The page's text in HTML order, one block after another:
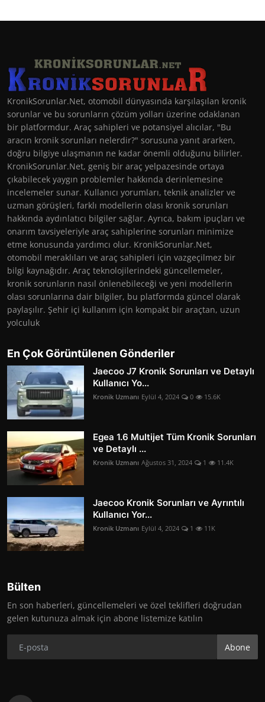
KronikSorunlar.Net, otomobil dünyasında karşılaşılan kronik
sorunlar ve bu sorunların çözüm yolları üzerine odaklanan
bir platformdur. Araç sahipleri ve potansiyel alıcılar, "Bu
aracın kronik sorunları nelerdir?" sorusuna yanıt ararken,
doğru bilgiye ulaşmanın ne kadar önemli olduğunu bilirler.
KronikSorunlar.Net, geniş bir araç yelpazesinde ortaya
çıkabilecek yaygın problemler hakkında derinlemesine
incelemeler sunar. Kullanıcı yorumları, teknik analizler ve
uzman görüşleri, farklı modellerin olası kronik sorunları
hakkında aydınlatıcı bilgiler sağlar. Ayrıca, bakım ipuçları ve
onarım tavsiyeleriyle araç sahiplerine sorunları minimize
etme konusunda yardımcı olur. KronikSorunlar.Net,
otomobil meraklıları ve araç sahipleri için vazgeçilmez bir
bilgi kaynağıdır. Araç teknolojilerindeki güncellemeler,
kronik sorunların nasıl önlenebileceği ve yeni modellerin
olası sorunlarına dair bilgiler, bu platformda güncel olarak
paylaşılır. Şehir içi kullanım için kompakt bir araçtan, uzun
yolculuk
En Çok Görüntülenen Gönderiler
Jaecoo J7 Kronik Sorunları ve Detaylı
Kullanıcı Yo...
Kronik Uzmanı Eylül 4, 2024 0 15.6K
Egea 1.6 Multijet Tüm Kronik Sorunları
ve Detaylı ...
Kronik Uzmanı Ağustos 31, 2024 1 11.4K
Jaecoo Kronik Sorunları ve Ayrıntılı
Kullanıcı Yor...
Kronik Uzmanı Eylül 4, 2024 1 11K
Bülten
En son haberleri, güncellemeleri ve özel teklifleri doğrudan
gelen kutunuza almak için abone listemize katılın
Abone